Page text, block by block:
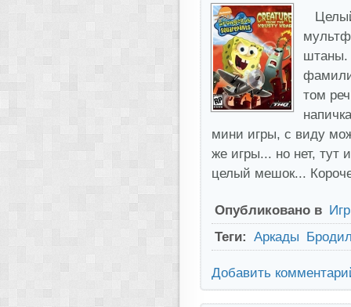
штаны.
том
мини игры, с виду
же игры... но нет, тут
целый мешок...
Опубликовано в
Теги: Аркады
Добавить